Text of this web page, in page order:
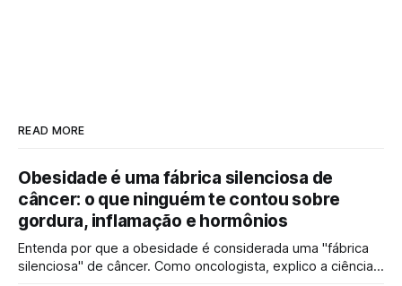
READ MORE
Obesidade é uma fábrica silenciosa de
câncer: o que ninguém te contou sobre
gordura, inflamação e hormônios
Entenda por que a obesidade é considerada uma "fábrica
silenciosa" de câncer. Como oncologista, explico a ciência